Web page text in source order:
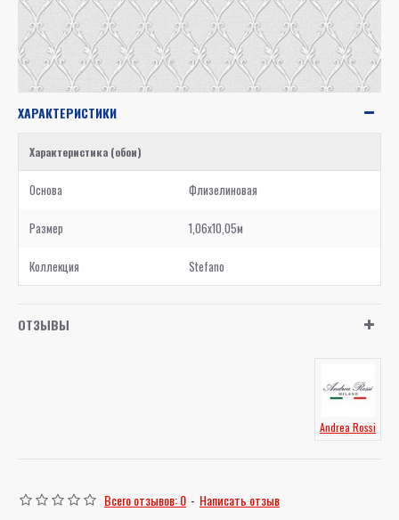
ХАРАКТЕРИСТИКИ
Характеристика (обои)
Основа Флизелиновая
Размер 1,06x10,05м
Коллекция Stefano
ОТЗЫВЫ
Andrea Rossi
Всего отзывов: 0 - Написать отзыв